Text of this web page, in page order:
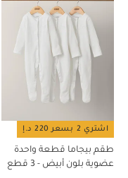
اشتري 2 بسعر 220 د.إ
طقم بيجاما قطعة واحدة
عضوية بلون أبيض - 3 قطع